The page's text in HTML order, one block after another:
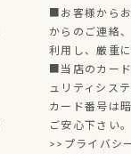
■お客様から
からのご連絡
利用し、厳重
■当店のカー
ュリティシス
カード番号は
ご安心下さい。
>>プライバシ